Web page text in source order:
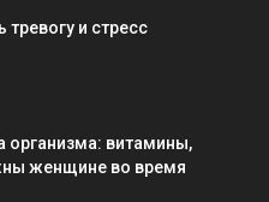
тревогу и стресс
организма: витамины,
женщине во время